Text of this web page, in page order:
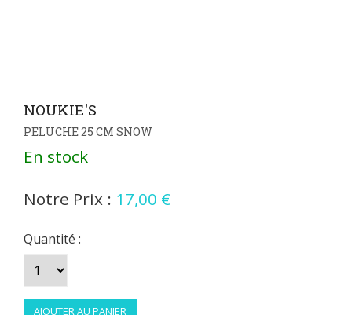
NOUKIE'S
PELUCHE 25 CM SNOW
En stock
Notre Prix : 17,00 €
Quantité :